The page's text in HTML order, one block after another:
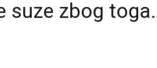
suze zbog